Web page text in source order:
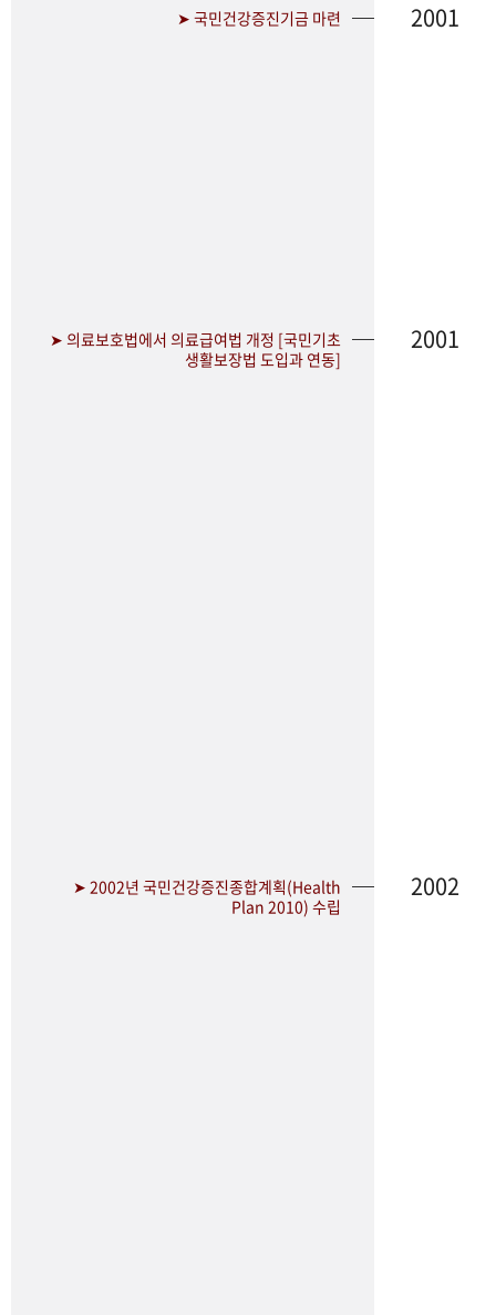
➤ 국민건강증진기금 마련 2001
➤ 의료보호법에서 의료급여법 개정 [국민기초
생활보장법 도입과 연동]
2001
➤ 2002년 국민건강증진종합계획(Health
Plan 2010) 수립
2002